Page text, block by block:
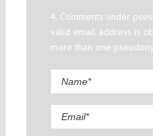
4. Comments under
valid email address is
more than one